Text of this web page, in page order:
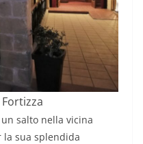
salto nella vicina
la sua splendida